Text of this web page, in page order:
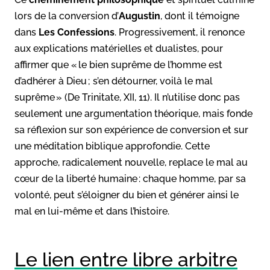
lors de la conversion d’Augustin, dont il témoigne
dans Les Confessions. Progressivement, il renonce
aux explications matérielles et dualistes, pour
affirmer que « le bien suprême de l’homme est
d’adhérer à Dieu ; s’en détourner, voilà le mal
suprême » (De Trinitate, XII, 11). Il n’utilise donc pas
seulement une argumentation théorique, mais fonde
sa réflexion sur son expérience de conversion et sur
une méditation biblique approfondie. Cette
approche, radicalement nouvelle, replace le mal au
cœur de la liberté humaine : chaque homme, par sa
volonté, peut s’éloigner du bien et générer ainsi le
mal en lui-même et dans l’histoire.
Le lien entre libre arbitre